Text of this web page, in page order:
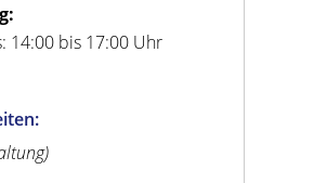
14:00 bis 17:00 Uhr